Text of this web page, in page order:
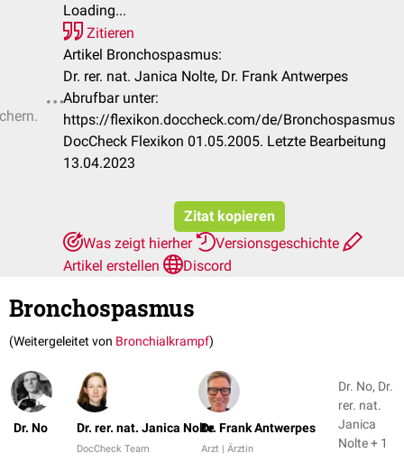
Loading...
Zitieren
Artikel Bronchospasmus:
Dr. rer. nat. Janica Nolte, Dr. Frank Antwerpes
Abrufbar unter:
https://flexikon.doccheck.com/de/Bronchospasmus
DocCheck Flexikon 01.05.2005. Letzte Bearbeitung
13.04.2023
Zitat kopieren
Was zeigt hierher
Versionsgeschichte
Artikel erstellen
Discord
Bronchospasmus
(Weitergeleitet von Bronchialkrampf)
Dr. No Dr. rer. nat. Janica Nolte
DocCheck Team
Dr. Frank Antwerpes
Arzt | Ärztin
Dr. No, Dr.
rer. nat.
Janica
Nolte + 1